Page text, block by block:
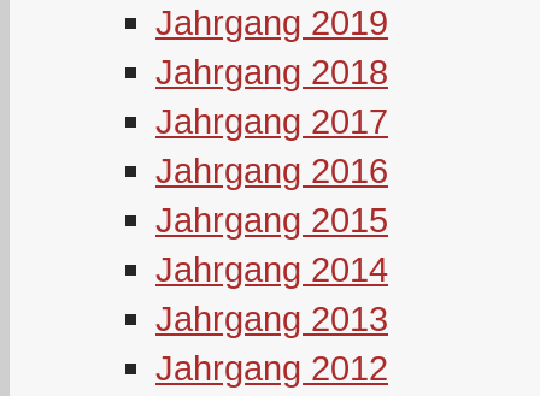
Jahrgang 2019
Jahrgang 2018
Jahrgang 2017
Jahrgang 2016
Jahrgang 2015
Jahrgang 2014
Jahrgang 2013
Jahrgang 2012